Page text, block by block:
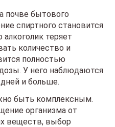
почве бытового
спиртного становится
теряет
количество и
полностью
У него наблюдаются
и больше.
быть комплексным.
организма от
веществ, выбор